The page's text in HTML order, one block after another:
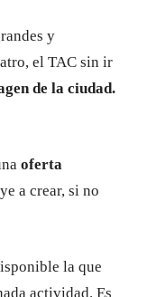
y
el TAC sin ir
de la ciudad.
oferta
a crear, si no
la que
actividad. Es